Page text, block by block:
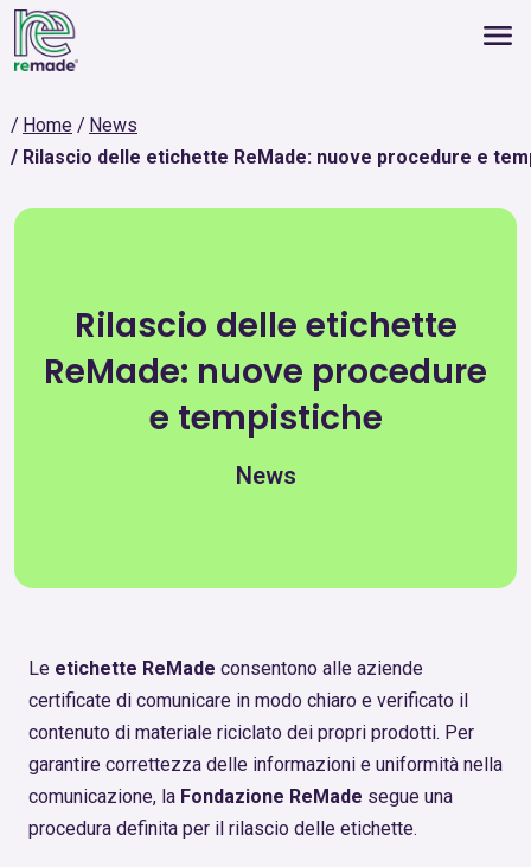
Home
News
Rilascio delle etichette ReMade: nuove procedure e
Rilascio delle etichette
ReMade: nuove procedure
e tempistiche
News
Le etichette ReMade consentono alle aziende
certificate di comunicare in modo chiaro e verificato il
contenuto di materiale riciclato dei propri prodotti. Per
garantire correttezza delle informazioni e uniformità nella
comunicazione, la Fondazione ReMade segue una
procedura definita per il rilascio delle etichette.